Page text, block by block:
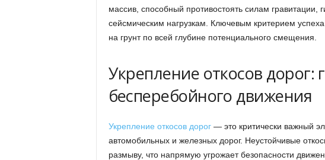
массив, способный противостоять силам гравитации,
сейсмическим нагрузкам. Ключевым критерием
на грунт по всей глубине потенциального смещения.
Укрепление откосов дорог:
бесперебойного движения
Укрепление откосов дорог— это критически важный
автомобильных и железных дорог. Неустойчивые
размыву, что напрямую угрожает безопасности